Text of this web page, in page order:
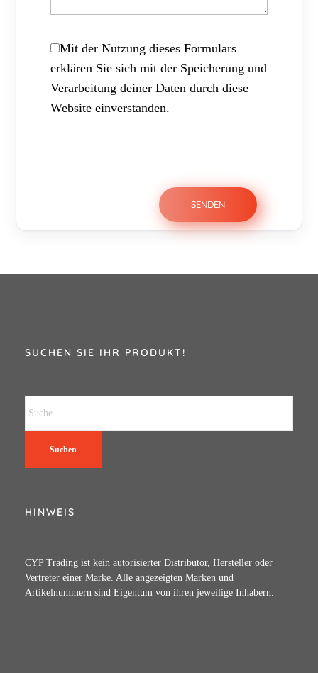
Mit der Nutzung dieses Formulars
erklären Sie sich mit der Speicherung und
Verarbeitung deiner Daten durch diese
Website einverstanden.
SUCHEN SIE IHR PRODUKT!
Suchen
HINWEIS
CYP Trading ist kein autorisierter Distributor, Hersteller oder
Vertreter einer Marke. Alle angezeigten Marken und
Artikelnummern sind Eigentum von ihren jeweilige Inhabern.